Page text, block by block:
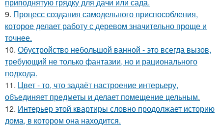
приподнятую грядку для дачи или сада.
9. Процесс создания самодельного приспособления,
которое делает работу с деревом значительно проще и
точнее.
10. Обустройство небольшой ванной - это всегда вызов,
требующий не только фантазии, но и рационального
подхода.
11. Цвет - то, что задаёт настроение интерьеру,
объединяет предметы и делает помещение цельным.
12. Интерьер этой квартиры словно продолжает историю
дома, в котором она находится.